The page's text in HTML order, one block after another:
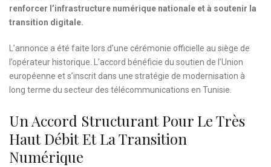
renforcer l’infrastructure numérique nationale et à soutenir la
transition digitale.
L’annonce a été faite lors d’une cérémonie officielle au siège de
l’opérateur historique. L’accord bénéficie du soutien de l’Union
européenne et s’inscrit dans une stratégie de modernisation à
long terme du secteur des télécommunications en Tunisie.
Un Accord Structurant Pour Le Très
Haut Débit Et La Transition
Numérique